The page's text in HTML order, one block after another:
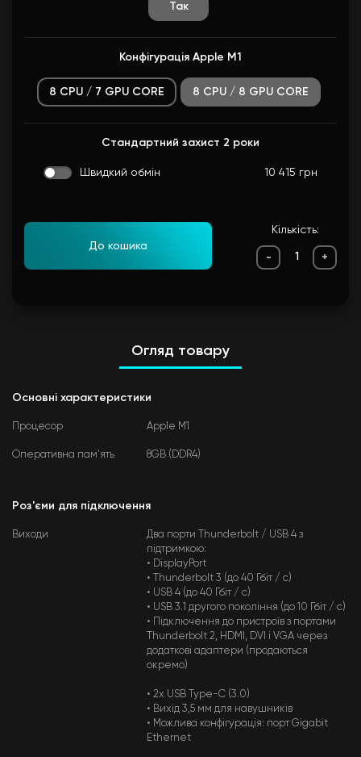
Так
Конфігурація Apple M1
8 CPU / 7 GPU CORE 8 CPU / 8 GPU CORE
Стандартний захист 2 роки
Швидкий обмін 10 415 грн
До кошика
Кількість:
- +
Огляд товару
Основні характеристики
Процесор Apple M1
Оперативна пам'ять 8GB (DDR4)
Роз'єми для підключення
Виходи
Два порти Thunderbolt / USB 4 з
підтримкою:
• DisplayPort
• Thunderbolt 3 (до 40 Гбіт / с)
• USB 4 (до 40 Гбіт / с)
• USB 3.1 другого покоління (до 10 Гбіт / с)
• Підключення до пристроїв з портами
Thunderbolt 2, HDMI, DVI і VGA через
додаткові адаптери (продаються
окремо)
• 2x USB Type-C (3.0)
• Вихід 3,5 мм для навушників
• Можлива конфігурація: порт Gigabit
Ethernet